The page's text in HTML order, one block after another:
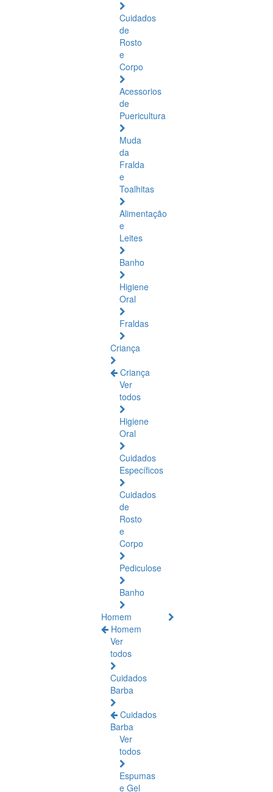
Cuidados
de
Rosto
e
Corpo
Acessorios
de
Puericultura
Muda
da
Fralda
e
Toalhitas
Alimentação
e
Leites
Banho
Higiene
Oral
Fraldas
Criança
Criança
Ver
todos
Higiene
Oral
Cuidados
Específicos
Cuidados
de
Rosto
e
Corpo
Pediculose
Banho
Homem
Homem
Ver
todos
Cuidados
Barba
Cuidados
Barba
Ver
todos
Espumas
e Gel